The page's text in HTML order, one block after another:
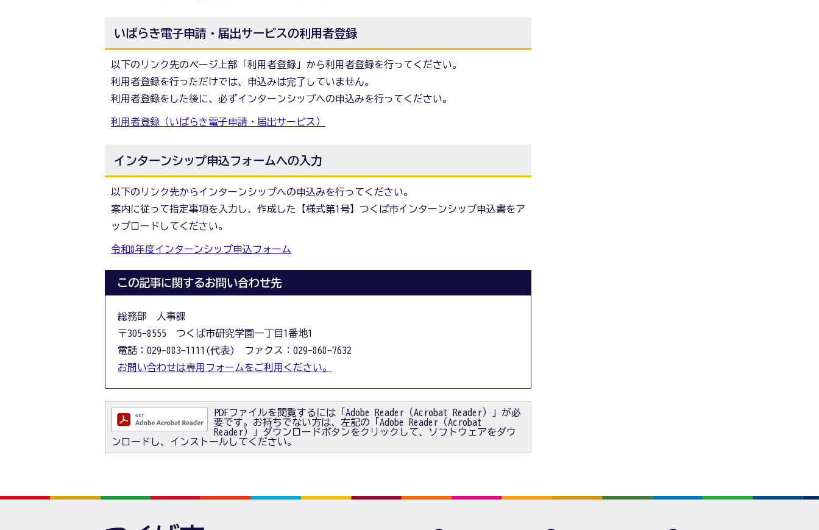
いばらき電子申請・届出サービスの利用者登録
以下のリンク先のページ上部「利用者登録」から利用者登録を行ってください。
利用者登録を行っただけでは、申込みは完了していません。
利用者登録をした後に、必ずインターンシップへの申込みを行ってください。
利用者登録（いばらき電子申請・届出サービス）
インターンシップ申込フォームへの入力
以下のリンク先からインターンシップへの申込みを行ってください。
案内に従って指定事項を入力し、作成した【様式第1号】つくば市インターンシップ申込書をア
ップロードしてください。
令和8年度インターンシップ申込フォーム
この記事に関するお問い合わせ先
総務部 人事課
〒305-8555 つくば市研究学園一丁目1番地1
電話：029-883-1111(代表) ファクス：029-868-7632
お問い合わせは専用フォームをご利用ください。
PDFファイルを閲覧するには「Adobe Reader（Acrobat Reader）」が必
要です。お持ちでない方は、左記の「Adobe Reader（Acrobat
Reader）」ダウンロードボタンをクリックして、ソフトウェアをダウ
ンロードし、インストールしてください。